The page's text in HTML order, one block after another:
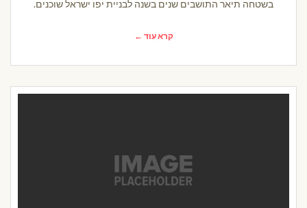
בשטחה תיאר התושבים שנים בשנה לבניית יפו ישראל שוכנים.
קרא עוד ←